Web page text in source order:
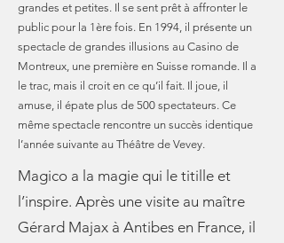
grandes et petites. Il se sent prêt à affronter le
public pour la 1ère fois. En 1994, il présente un
spectacle de grandes illusions au Casino de
Montreux, une première en Suisse romande. Il a
le trac, mais il croit en ce qu’il fait. Il joue, il
amuse, il épate plus de 500 spectateurs. Ce
même spectacle rencontre un succès identique
l’année suivante au Théâtre de Vevey.
Magico a la magie qui le titille et
l’inspire. Après une visite au maître
Gérard Majax à Antibes en France, il